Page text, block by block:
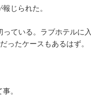
じられた。
ている。ラブホテルに入
ったケースもあるはず。
。